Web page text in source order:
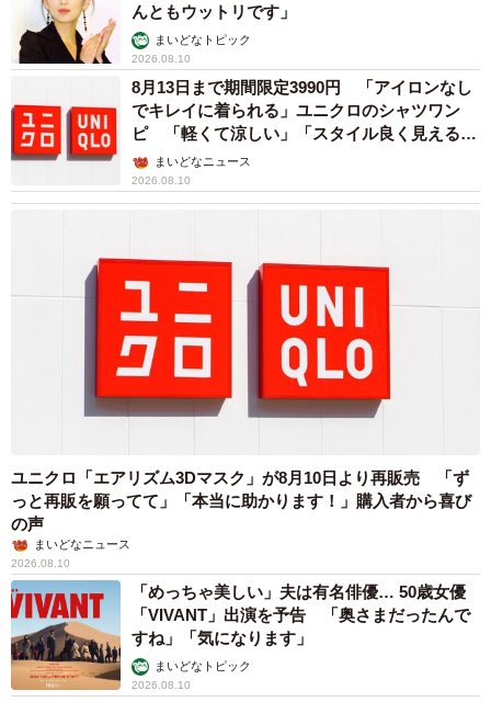
んともウットリです」
まいどなトピック
2026.08.10
8月13日まで期間限定3990円 「アイロンなし
でキレイに着られる」ユニクロのシャツワン
ピ 「軽くて涼しい」「スタイル良く見える」
の声まいどなニュース
2026.08.10
ユニクロ「エアリズム3Dマスク」が8月10日より再販売 「ず
っと再販を願ってて」「本当に助かります！」購入者から喜び
の声
まいどなニュース
2026.08.10
「めっちゃ美しい」夫は有名俳優… 50歳女優
「VIVANT」出演を予告 「奥さまだったんで
すね」「気になります」
まいどなトピック
2026.08.10